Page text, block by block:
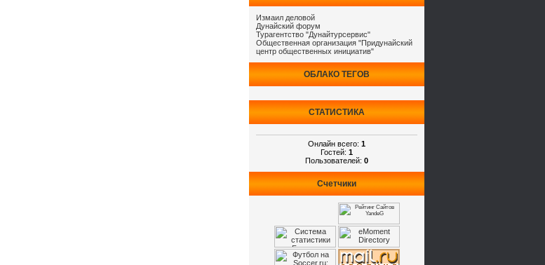
Измаил деловой
Дунайский форум
Турагентство "Дунайтурсервис"
Общественная организация "Придунайский
центр общественных инициатив"
ОБЛАКО ТЕГОВ
СТАТИСТИКА
Онлайн всего: 1
Гостей: 1
Пользователей: 0
Счетчики